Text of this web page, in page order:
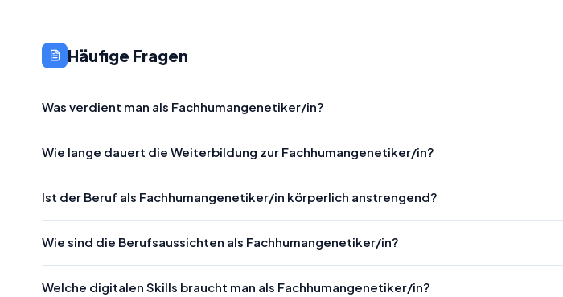
Häufige Fragen
Was verdient man als Fachhumangenetiker/in?
Wie lange dauert die Weiterbildung zur Fachhumangenetiker/in?
Ist der Beruf als Fachhumangenetiker/in körperlich anstrengend?
Wie sind die Berufsaussichten als Fachhumangenetiker/in?
Welche digitalen Skills braucht man als Fachhumangenetiker/in?